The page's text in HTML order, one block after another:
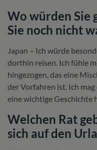
Wo würden Sie
Sie noch nicht
Japan – Ich würde
dorthin reisen. Ich fühle
hingezogen, das eine
der Vorfahren ist. Ich mag
eine wichtige Geschichte
Welchen Rat
sich auf den